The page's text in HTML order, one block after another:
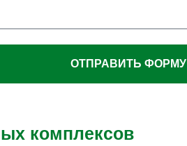
ОТПРАВИТЬ ФОРМУ
комплексов